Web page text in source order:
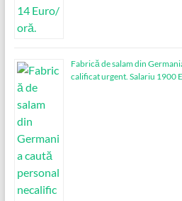
Fabrică de salam din
calificat urgent. Salariu 1900